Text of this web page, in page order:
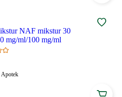
NAF mikstur 30
mg/ml/100 mg/ml
Apotek:
Apotek